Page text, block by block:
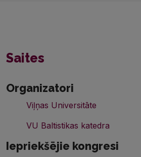
Saites
Organizatori
Viļņas Universitāte
VU Baltistikas katedra
Iepriekšējie kongresi